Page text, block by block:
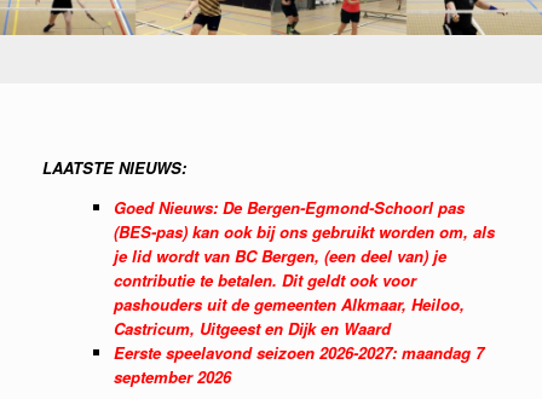
LAATSTE NIEUWS:
Goed Nieuws: De Bergen-Egmond-Schoorl pas
(BES-pas) kan ook bij ons gebruikt worden om, als
je lid wordt van BC Bergen, (een deel van) je
contributie te betalen. Dit geldt ook voor
pashouders uit de gemeenten Alkmaar, Heiloo,
Castricum, Uitgeest en Dijk en Waard
Eerste speelavond seizoen 2026-2027: maandag 7
september 2026